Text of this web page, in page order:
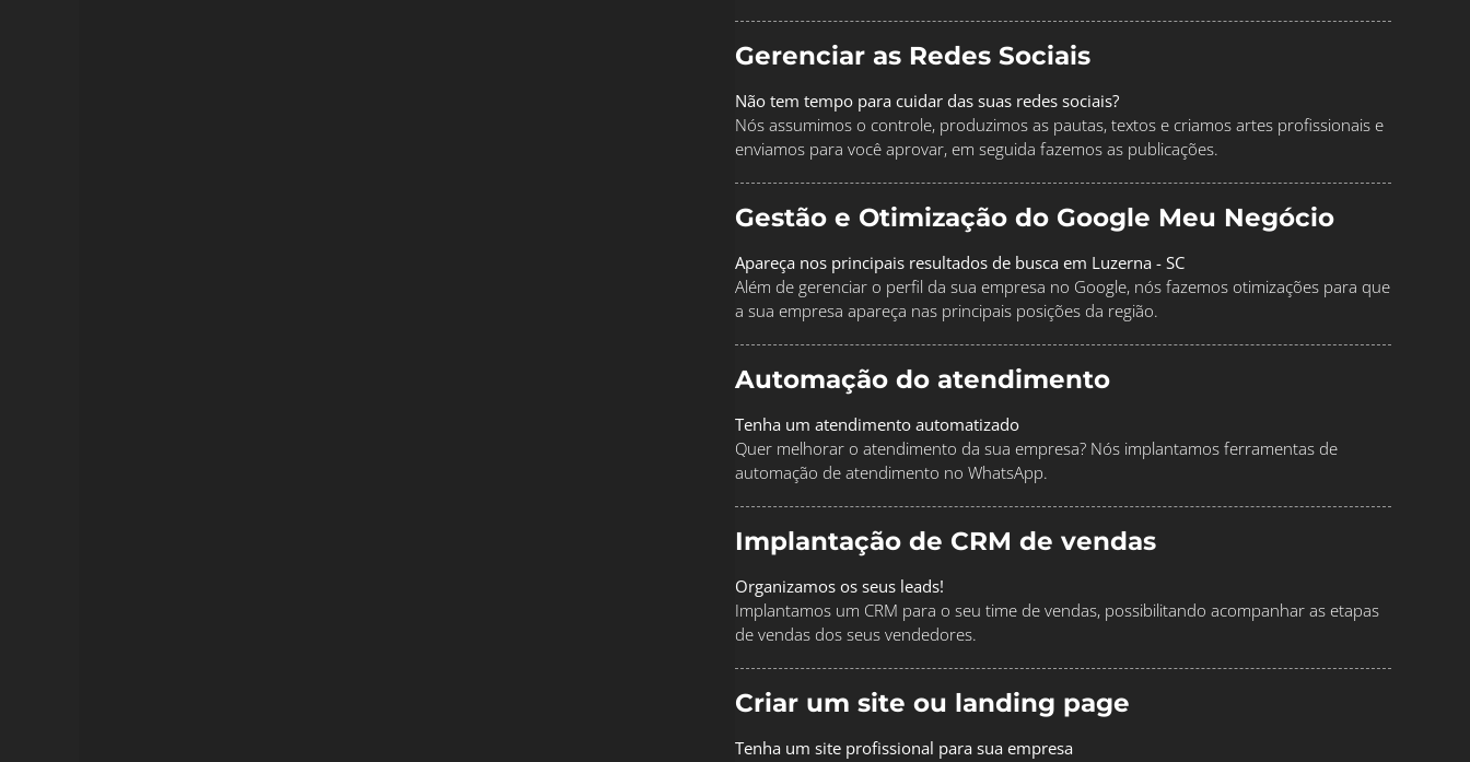
Gerenciar as Redes Sociais
Não tem tempo para cuidar das suas redes sociais?
Nós assumimos o controle, produzimos as pautas, textos e criamos artes profissionais e
enviamos para você aprovar, em seguida fazemos as publicações.
Gestão e Otimização do Google Meu Negócio
Apareça nos principais resultados de busca em Luzerna - SC
Além de gerenciar o perfil da sua empresa no Google, nós fazemos otimizações para que
a sua empresa apareça nas principais posições da região.
Automação do atendimento
Tenha um atendimento automatizado
Quer melhorar o atendimento da sua empresa? Nós implantamos ferramentas de
automação de atendimento no WhatsApp.
Implantação de CRM de vendas
Organizamos os seus leads!
Implantamos um CRM para o seu time de vendas, possibilitando acompanhar as etapas
de vendas dos seus vendedores.
Criar um site ou landing page
Tenha um site profissional para sua empresa